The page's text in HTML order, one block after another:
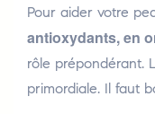
Pour aider votre
antioxydants, en
rôle prépondérant.
primordiale. Il faut